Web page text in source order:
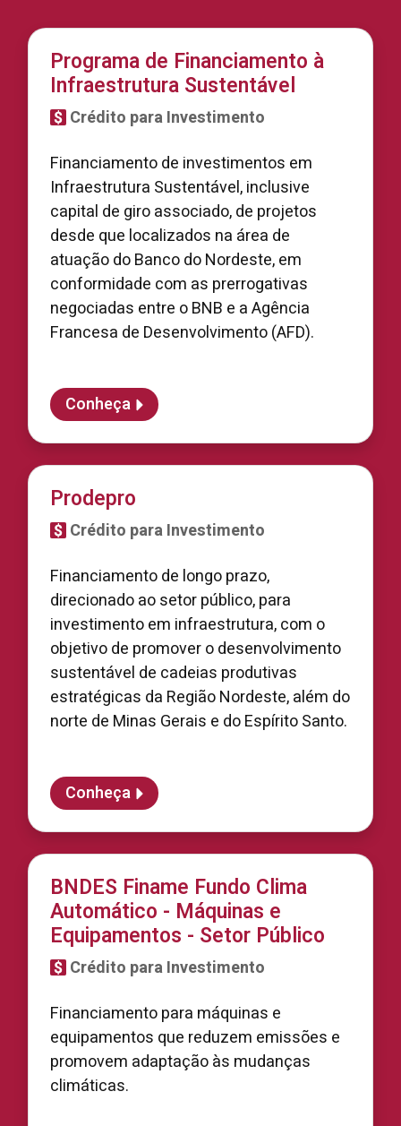
Programa de Financiamento à
Infraestrutura Sustentável
Crédito para Investimento
Financiamento de investimentos em
Infraestrutura Sustentável, inclusive
capital de giro associado, de projetos
desde que localizados na área de
atuação do Banco do Nordeste, em
conformidade com as prerrogativas
negociadas entre o BNB e a Agência
Francesa de Desenvolvimento (AFD).
Conheça
Prodepro
Crédito para Investimento
Financiamento de longo prazo,
direcionado ao setor público, para
investimento em infraestrutura, com o
objetivo de promover o desenvolvimento
sustentável de cadeias produtivas
estratégicas da Região Nordeste, além do
norte de Minas Gerais e do Espírito Santo.
Conheça
BNDES Finame Fundo Clima
Automático - Máquinas e
Equipamentos - Setor Público
Crédito para Investimento
Financiamento para máquinas e
equipamentos que reduzem emissões e
promovem adaptação às mudanças
climáticas.